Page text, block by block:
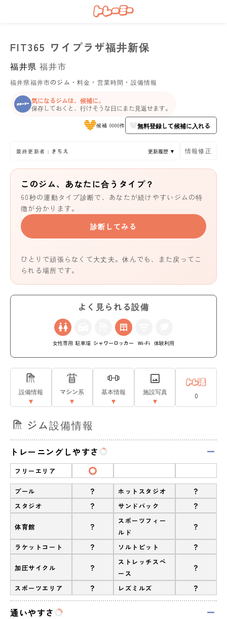
FIT365 ワイプラザ福井新保
福井県 福井市
福井県福井市のジム・料金・営業時間・設備情報
気になるジムは、候補に。
保存しておくと、行けそうな日にまた見返せます。
候補 0000件 無料登録して候補に入れる
最終更新者：きちえ 更新履歴 ▼ 情報修正
このジム、あなたに合うタイプ？
60秒の運動タイプ診断で、あなたが続けやすいジムの特
徴が分かります。
診断してみる
ひとりで頑張らなくて大丈夫。休んでも、また戻ってこ
られる場所です。
よく見られる設備
女性専用 駐車場 シャワー ロッカー Wi-Fi 体験利用
設備情報 マシン系 基本情報 施設写真 0
ジム設備情報
トレーニングしやすさ
フリーエリア
プール ? ホットスタジオ ?
スタジオ ? サンドバック ?
体育館 ?
スポーツフィー
ルド
?
ラケットコート ? ソルトピット ?
加圧サイクル ?
ストレッチスペ
ース
?
スポーツエリア ? レズミルズ ?
通いやすさ